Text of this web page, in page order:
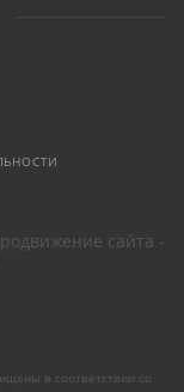
сайта -
в соответствии со